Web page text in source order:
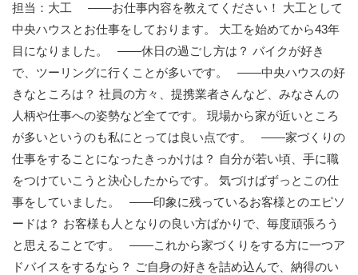
担当：大工 ——お仕事内容を教えてください！ 大工として
中央ハウスとお仕事をしております。 大工を始めてから43年
目になりました。 ——休日の過ごし方は？ バイクが好き
で、ツーリングに行くことが多いです。 ——中央ハウスの好
きなところは？ 社員の方々、提携業者さんなど、みなさんの
人柄や仕事への姿勢など全てです。 現場から家が近いところ
が多いというのも私にとっては良い点です。 ——家づくりの
仕事をすることになったきっかけは？ 自分が若い頃、手に職
をつけていこうと決心したからです。 気づけばずっとこの仕
事をしていました。 ——印象に残っているお客様とのエピソ
ードは？ お客様も人となりの良い方ばかりで、毎度頑張ろう
と思えることです。 ——これから家づくりをする方に一つア
ドバイスをするなら？ ご自身の好きを詰め込んで、納得のい